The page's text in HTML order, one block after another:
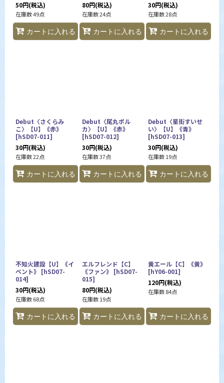
50円(税込)
在庫数 49点
カートに入れる
80円(税込)
在庫数 24点
カートに入れる
30円(税込)
在庫数 28点
カートに入れる
Debut〈さくらみ
こ〉【U】《赤》
[hSD07-011]
30円(税込)
在庫数 22点
カートに入れる
Debut〈尾丸ポル
カ〉【U】《赤》
[hSD07-012]
30円(税込)
在庫数 37点
カートに入れる
Debut〈星街すいせ
い〉【U】《青》
[hSD07-013]
30円(税込)
在庫数 19点
カートに入れる
不知火建設【U】《イ
ベント》 [hSD07-
014]
30円(税込)
在庫数 68点
カートに入れる
エルフレンド【C】
《ファン》 [hSD07-
015]
80円(税込)
在庫数 19点
カートに入れる
黄エール【C】《黄》
[hY06-001]
120円(税込)
在庫数 84点
カートに入れる